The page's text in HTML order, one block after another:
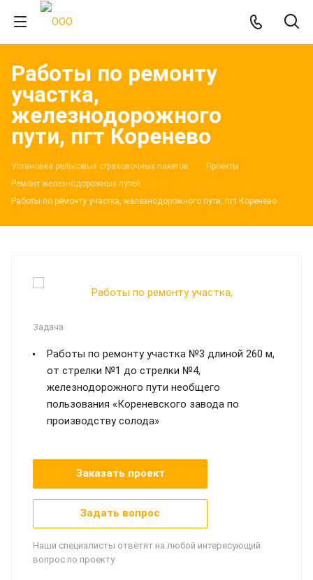
Работы по ремонту
участка,
железнодорожного
пути, пгт Коренево
Установка рельсовых страховочных пакетов.
Проекты
Ремонт железнодорожных путей
Работы по ремонту участка, железнодорожного пути, пгт Коренево
Задача
Работы по ремонту участка №3 длиной 260 м,
от стрелки №1 до стрелки №4,
железнодорожного пути необщего
пользования «Кореневского завода по
производству солода»
Заказать проект
Задать вопрос
Наши специалисты ответят на любой интересующий
вопрос по проекту